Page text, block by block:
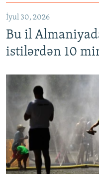
İyul 30, 2026
Bu il
istilərdən 10